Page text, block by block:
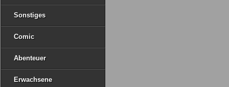
Sonstiges
Comic
Abenteuer
Erwachsene